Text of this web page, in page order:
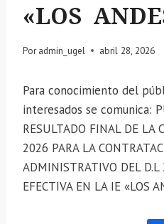
«LOS
Por admin_ugel abril 28, 2026
Para conocimiento del
interesados se comunica:
RESULTADO FINAL DE LA
2026 PARA LA
ADMINISTRATIVO DEL D.L
EFECTIVA EN LA IE «LOS